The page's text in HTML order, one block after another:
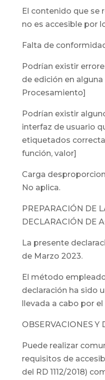
El contenido que se
no es accesible por
Falta de
Podrían existir
de edición en alguna
Procesamiento]
Podrían existir
interfaz de usuario
etiquetados
función, valor]
Carga
No aplica.
PREPARACIÓN DE
DECLARACIÓN DE
La presente
de Marzo 2023.
El método
declaración ha sido
llevada a cabo por
OBSERVACIONES Y
Puede realizar
requisitos de
del RD 1112/2018)